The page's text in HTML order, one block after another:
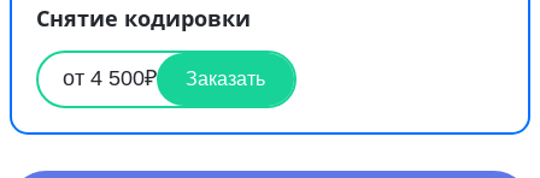
Снятие кодировки
от 4 500₽ Заказать